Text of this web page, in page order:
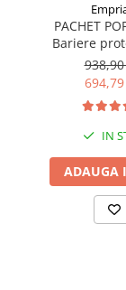
PACHET
Bariere
copii,
cm
IN
ADAUGA